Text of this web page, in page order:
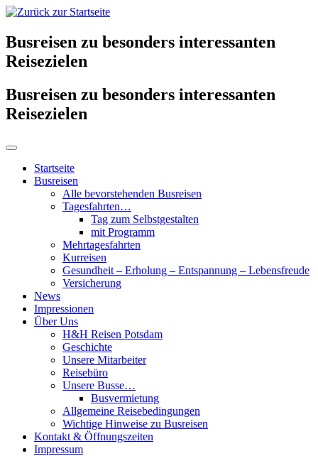
Busreisen zu besonders interessanten
Reisezielen
Busreisen zu besonders interessanten
Reisezielen
Startseite
Busreisen
Alle bevorstehenden Busreisen
Tagesfahrten…
Tag zum Selbstgestalten
mit Programm
Mehrtagesfahrten
Kurreisen
Gesundheit – Erholung – Entspannung – Lebensfreude
Versicherung
News
Impressionen
Über Uns
H&H Reisen Potsdam
Geschichte
Unsere Mitarbeiter
Reisebüro
Unsere Busse…
Busvermietung
Allgemeine Reisebedingungen
Wichtige Hinweise zu Busreisen
Kontakt & Öffnungszeiten
Impressum